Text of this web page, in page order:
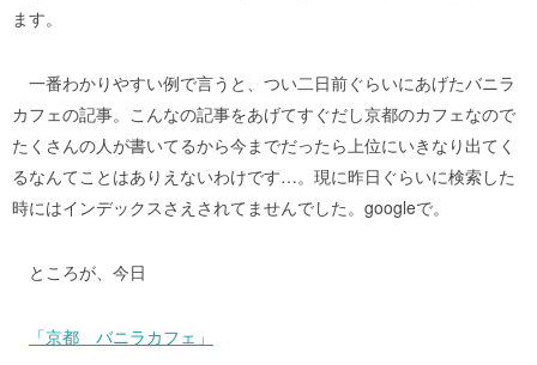
ます。
一番わかりやすい例で言うと、つい二日前ぐらいにあげたバニラ
カフェの記事。こんなの記事をあげてすぐだし京都のカフェなので
たくさんの人が書いてるから今までだったら上位にいきなり出てく
るなんてことはありえないわけです…。現に昨日ぐらいに検索した
時にはインデックスさえされてませんでした。googleで。
ところが、今日
「京都 バニラカフェ」